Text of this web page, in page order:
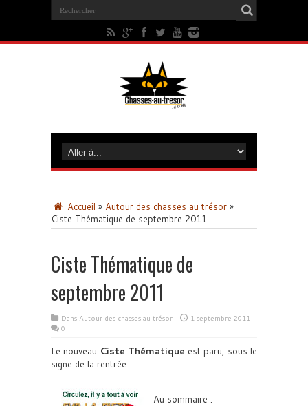
Accueil » Autour des chasses au trésor »
Ciste Thématique de septembre 2011
Ciste Thématique de
septembre 2011
Dans Autour des chasses au trésor
1 septembre 2011
0
Le nouveau Ciste Thématique est paru, sous le
signe de la rentrée.
Au sommaire :